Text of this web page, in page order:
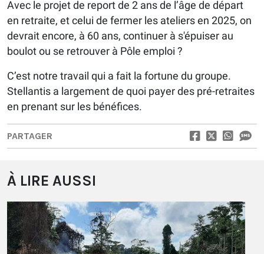
Avec le projet de report de 2 ans de l’âge de départ
en retraite, et celui de fermer les ateliers en 2025, on
devrait encore, à 60 ans, continuer à s'épuiser au
boulot ou se retrouver à Pôle emploi ?
C’est notre travail qui a fait la fortune du groupe.
Stellantis a largement de quoi payer des pré-retraites
en prenant sur les bénéfices.
PARTAGER
À LIRE AUSSI